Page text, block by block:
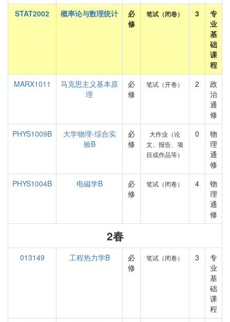
STAT2002
概率论与数理统计
必
修
笔试（闭卷） 3
专
业
基
础
课
程
MARX1011
马克思主义基本原
理
必
修
笔试（开卷） 2
政
治
通
修
PHYS1009B
大学物理-综合实
验B
必
修
大作业（论
文、报告、项
目或作品等）
0
物
理
通
修
PHYS1004B
电磁学B
必
修
笔试（闭卷） 4
物
理
通
修
2春
013149 工程热力学B
必
修
笔试（闭卷） 3
专
业
基
础
课
程